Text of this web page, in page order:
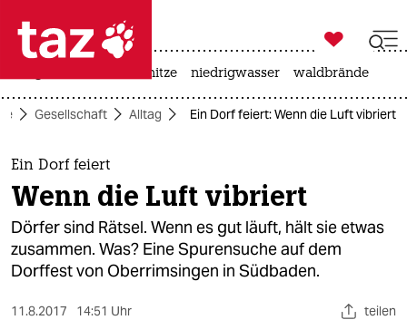
 taz zahl ich
taz zahl ich
themen
politik
öko

taz zahl ich
hitze niedrigwasser waldbrände
Gesellschaft Alltag Ein Dorf feiert: Wenn die Luft vibriert
Ein Dorf feiert
Wenn die Luft vibriert
Dörfer sind Rätsel. Wenn es gut läuft, hält sie etwas
zusammen. Was? Eine Spurensuche auf dem
Dorffest von Oberrimsingen in Südbaden.
11.8.2017 14:51 Uhr teilen